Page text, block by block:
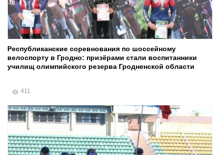
Республиканские соревнования по шоссейному
велоспорту в Гродно: призёрами стали воспитанники
училищ олимпийского резерва Гродненской области
411